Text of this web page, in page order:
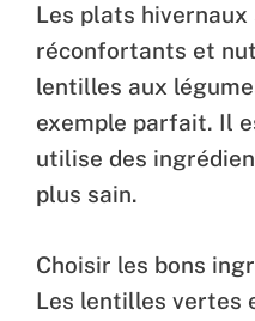
Les plats
réconfortants et
lentilles aux
exemple parfait. Il
utilise des
plus sain.
Choisir les bons
Les lentilles vertes